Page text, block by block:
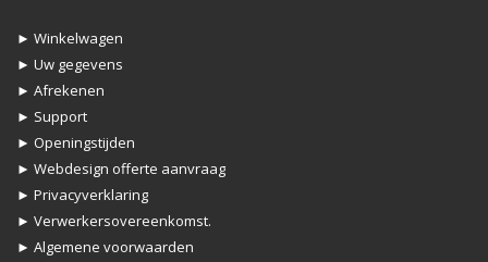
► Winkelwagen
► Uw gegevens
► Afrekenen
► Support
► Openingstijden
► Webdesign offerte aanvraag
► Privacyverklaring
► Verwerkersovereenkomst.
► Algemene voorwaarden